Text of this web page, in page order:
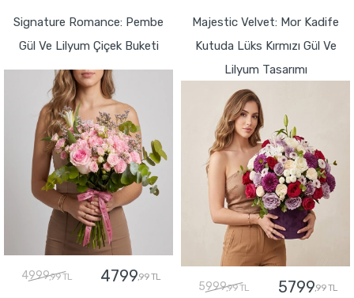
Signature Romance: Pembe
Gül Ve Lilyum Çiçek Buketi
4999,99 TL 4799,99 TL
Majestic Velvet: Mor Kadife
Kutuda Lüks Kırmızı Gül Ve
Lilyum Tasarımı
5999,99 TL 5799,99 TL